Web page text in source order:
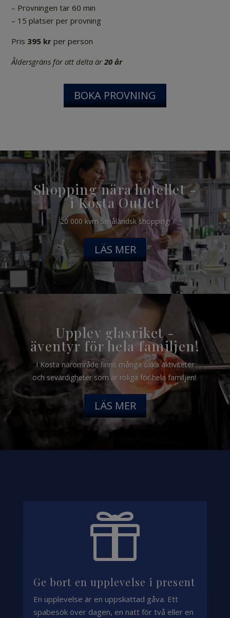
– Provningen tar 60 min
– 15 platser per provning
Pris 395 kr per person
Åldersgräns för att delta är20 år
BOKA PROVNING
Shopping nära hotellet -
i Kosta Outlet
20 000 kvm Småländsk shopping!
LÄS MER
Upplev glasriket -
äventyr för hela familjen!
I Kosta närområde finns många olika aktiviteter
och sevärdigheter som är roliga för hela familjen!
LÄS MER

Ge bort en upplevelse i present
En upplevelse är en uppskattad gåva. Ett
spabesök över dagen, en natt för två eller en